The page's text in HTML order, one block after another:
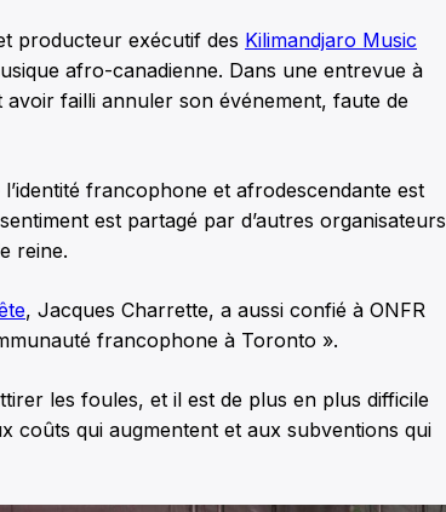
producteur exécutif des Kilimandjaro Music
afro-canadienne. Dans une entrevue à
failli annuler son événement, faute de
francophone et afrodescendante est
est partagé par d’autres organisateurs
reine.
, Jacques Charrette, a aussi confié à ONFR
francophone à Toronto ».
les foules, et il est de plus en plus difficile
coûts qui augmentent et aux subventions qui